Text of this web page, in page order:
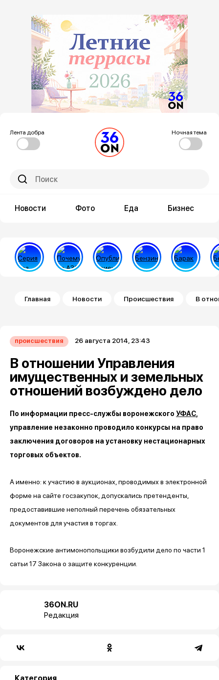
Лента добра Ночная тема
Новости Фото Еда Бизнес
Строка навигации
Главная Новости Происшествия В
происшествия 26 августа 2014, 23:43
В отношении Управления
имущественных и земельных
отношений возбуждено дело
По информации пресс-службы воронежского УФАС
управление незаконно проводило конкурсы на право
заключения договоров на установку нестационарных
торговых объектов.
А именно: к участию в аукционах, проводимых в электронной
форме на сайте госзакупок, допускались претенденты,
предоставившие неполный перечень обязательных
документов для участия в торгах.
Воронежские антимонопольщики возбудили дело по части 1
сатьи 17 Закона о защите конкуренции.
36ON.RU
Редакция
Категория